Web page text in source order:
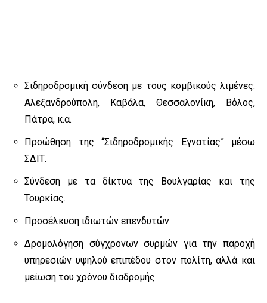
Σιδηροδρομική σύνδεση με τους κομβικούς λιμένες:
Αλεξανδρούπολη, Καβάλα, Θεσσαλονίκη, Βόλος,
Πάτρα, κ.α.
Προώθηση της “Σιδηροδρομικής Εγνατίας” μέσω
ΣΔΙΤ.
Σύνδεση με τα δίκτυα της Βουλγαρίας και της
Τουρκίας.
Προσέλκυση ιδιωτών επενδυτών
Δρομολόγηση σύγχρονων συρμών για την παροχή
υπηρεσιών υψηλού επιπέδου στον πολίτη, αλλά και
μείωση του χρόνου διαδρομής